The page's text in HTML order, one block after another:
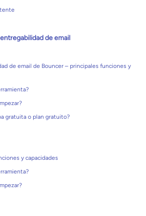
de email
de email de Bouncer – principales funciones y
gratuita o plan gratuito?
y capacidades